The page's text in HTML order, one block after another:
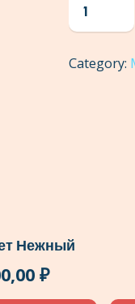
роз
Category:
Нежный
₽